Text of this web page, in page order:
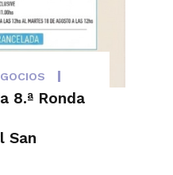
8.ª Ronda
San